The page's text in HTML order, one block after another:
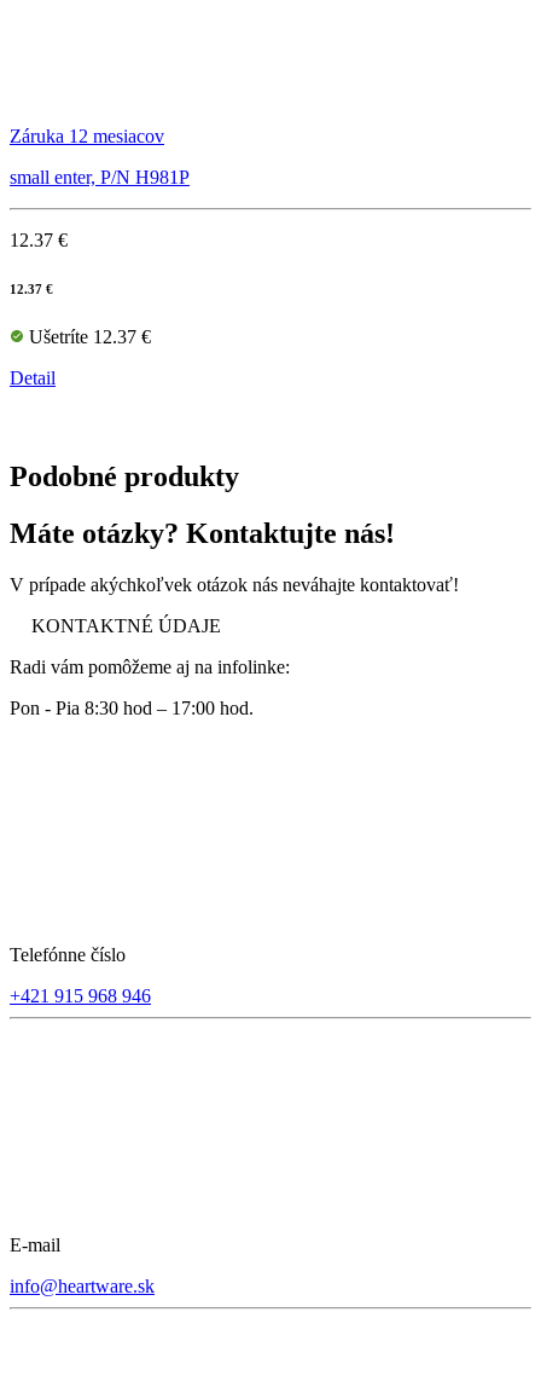
Záruka 12 mesiacov
small enter, P/N H981P
12.37 €
12.37 €
Ušetríte 12.37 €
Detail
Podobné produkty
Máte otázky? Kontaktujte nás!
V prípade akýchkoľvek otázok nás neváhajte kontaktovať!
KONTAKTNÉ ÚDAJE
Radi vám pomôžeme aj na infolinke:
Pon - Pia 8:30 hod – 17:00 hod.
Telefónne číslo
+421 915 968 946
E-mail
info@heartware.sk